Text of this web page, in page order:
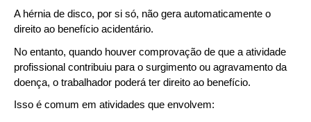
A hérnia de disco, por si só, não gera automaticamente o
direito ao benefício acidentário.
No entanto, quando houver comprovação de que a atividade
profissional contribuiu para o surgimento ou agravamento da
doença, o trabalhador poderá ter direito ao benefício.
Isso é comum em atividades que envolvem: